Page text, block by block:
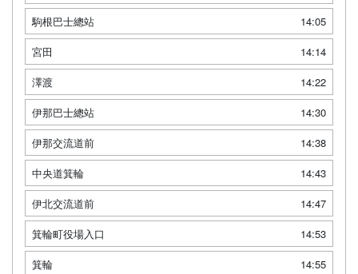
駒根巴士總站
14:05
宮田
14:14
澤渡
14:22
伊那巴士總站
14:30
伊那交流道前
14:38
中央道箕輪
14:43
伊北交流道前
14:47
箕輪町役場入口
14:53
箕輪
14:55